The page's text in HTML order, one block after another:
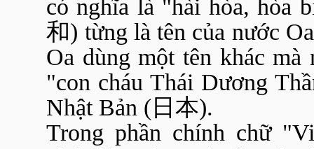
có nghĩa là "hài hòa, hòa
和) từng là tên của nước
Oa dùng một tên khác
"con cháu Thái Dương
Nhật Bản (日本).
Trong phần chính chữ